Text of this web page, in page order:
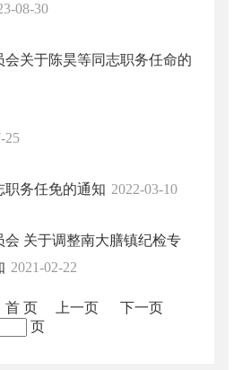
08-30
会关于陈昊等同志职务任命的
25
职务任免的通知 2022-03-10
会 关于调整南大膳镇纪检专
2021-02-22
首 页 上一页
下一页
页